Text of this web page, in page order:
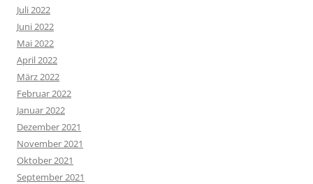
Juli 2022
Juni 2022
Mai 2022
April 2022
März 2022
Februar 2022
Januar 2022
Dezember 2021
November 2021
Oktober 2021
September 2021